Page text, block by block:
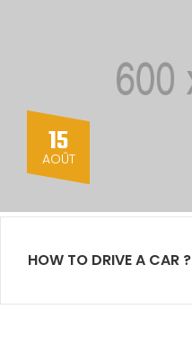
15
AOÛT
HOW TO DRIVE A CAR ?